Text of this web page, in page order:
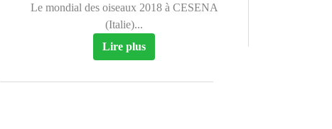
Le mondial des oiseaux 2018 à CESENA
(Italie)...
Lire plus